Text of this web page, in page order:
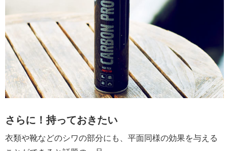
さらに！持っておきたい
衣類や靴などのシワの部分にも、平面同様の効果を与える